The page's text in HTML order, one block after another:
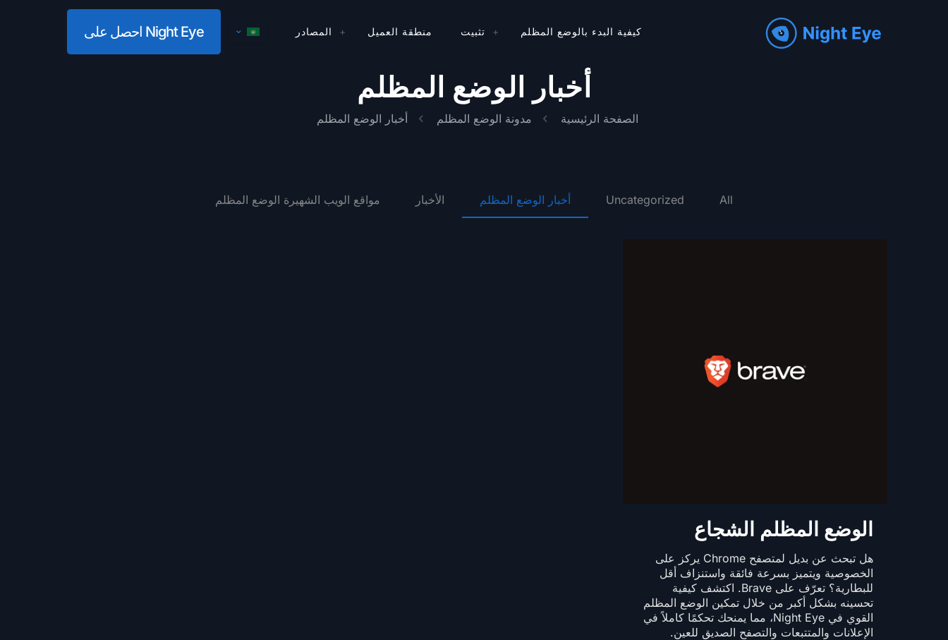
كيفية البدء بالوضع المظلم تثبيت منطقة العميل المصادر احصل على Night Eye
أخبار الوضع المظلم
الصفحة الرئيسية مدونة الوضع المظلم أخبار الوضع المظلم
All
Uncategorized أخبار الوضع المظلم الأخبار مواقع الويب الشهيرة الوضع المظلم
الوضع المظلم الشجاع
هل تبحث عن بديل لمتصفح Chrome يركز على
الخصوصية ويتميز بسرعة فائقة واستنزاف أقل
للبطارية؟ تعرّف على Brave. اكتشف كيفية
تحسينه بشكل أكبر من خلال تمكين الوضع المظلم
القوي في Night Eye، مما يمنحك تحكمًا كاملاً في
الإعلانات والمتتبعات والتصفح الصديق للعين.